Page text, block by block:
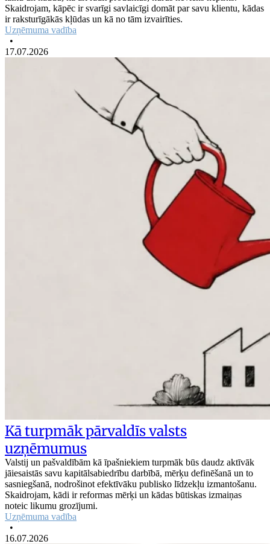
Skaidrojam, kāpēc ir svarīgi savlaicīgi domāt par savu klientu, kādas
ir raksturīgākās kļūdas un kā no tām izvairīties.
Uzņēmuma vadība
•
17.07.2026
Kā turpmāk pārvaldīs valsts
uzņēmumus
Valstij un pašvaldībām kā īpašniekiem turpmāk būs daudz aktīvāk
jāiesaistās savu kapitālsabiedrību darbībā, mērķu definēšanā un to
sasniegšanā, nodrošinot efektīvāku publisko līdzekļu izmantošanu.
Skaidrojam, kādi ir reformas mērķi un kādas būtiskas izmaiņas
noteic likumu grozījumi.
Uzņēmuma vadība
•
16.07.2026